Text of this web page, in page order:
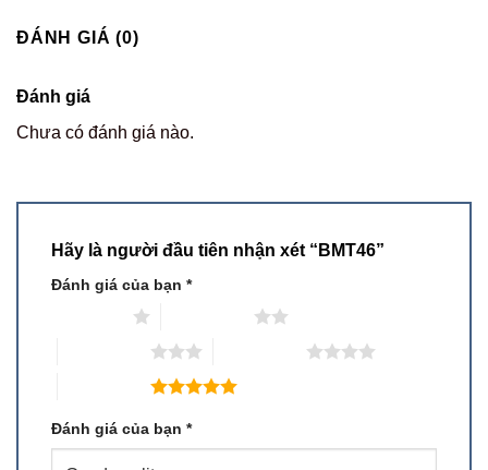
ĐÁNH GIÁ (0)
Đánh giá
Chưa có đánh giá nào.
Hãy là người đầu tiên nhận xét “BMT46”
Đánh giá của bạn *
Đánh giá của bạn *